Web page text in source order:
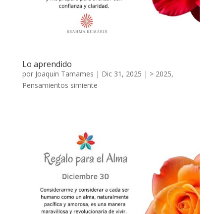
Lo aprendido
por Joaquin Tamames | Dic 31, 2025 | > 2025,
Pensamientos simiente